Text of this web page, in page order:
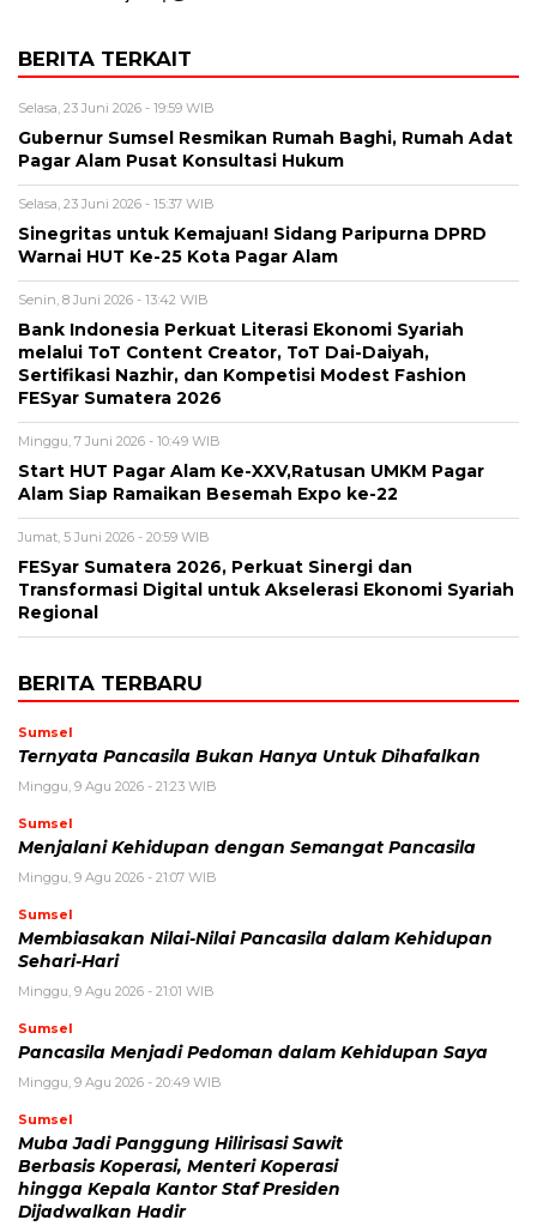
BERITA TERKAIT
Selasa, 23 Juni 2026 - 19:59 WIB
Gubernur Sumsel Resmikan Rumah Baghi, Rumah Adat
Pagar Alam Pusat Konsultasi Hukum
Selasa, 23 Juni 2026 - 15:37 WIB
Sinegritas untuk Kemajuan! Sidang Paripurna DPRD
Warnai HUT Ke-25 Kota Pagar Alam
Senin, 8 Juni 2026 - 13:42 WIB
Bank Indonesia Perkuat Literasi Ekonomi Syariah
melalui ToT Content Creator, ToT Dai-Daiyah,
Sertifikasi Nazhir, dan Kompetisi Modest Fashion
FESyar Sumatera 2026
Minggu, 7 Juni 2026 - 10:49 WIB
Start HUT Pagar Alam Ke-XXV,Ratusan UMKM Pagar
Alam Siap Ramaikan Besemah Expo ke-22
Jumat, 5 Juni 2026 - 20:59 WIB
FESyar Sumatera 2026, Perkuat Sinergi dan
Transformasi Digital untuk Akselerasi Ekonomi Syariah
Regional
BERITA TERBARU
Sumsel
Ternyata Pancasila Bukan Hanya Untuk Dihafalkan
Minggu, 9 Agu 2026 - 21:23 WIB
Sumsel
Menjalani Kehidupan dengan Semangat Pancasila
Minggu, 9 Agu 2026 - 21:07 WIB
Sumsel
Membiasakan Nilai-Nilai Pancasila dalam Kehidupan
Sehari-Hari
Minggu, 9 Agu 2026 - 21:01 WIB
Sumsel
Pancasila Menjadi Pedoman dalam Kehidupan Saya
Minggu, 9 Agu 2026 - 20:49 WIB
Sumsel
Muba Jadi Panggung Hilirisasi Sawit
Berbasis Koperasi, Menteri Koperasi
hingga Kepala Kantor Staf Presiden
Dijadwalkan Hadir